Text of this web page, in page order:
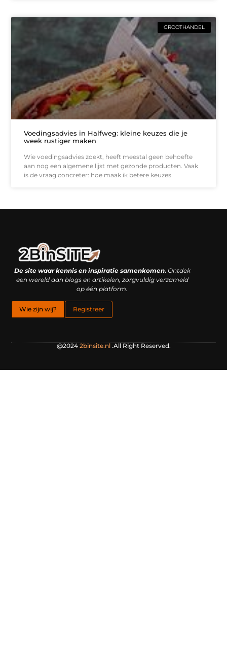
GROOTHANDEL
Voedingsadvies in Halfweg: kleine keuzes die je
week rustiger maken
Wie voedingsadvies zoekt, heeft meestal geen behoefte
aan nog een algemene lijst met gezonde producten. Vaak
is de vraag concreter: hoe maak ik betere keuzes
De site waar kennis en inspiratie samenkomen.Ontdek
een wereld aan blogs en artikelen, zorgvuldig verzameld
op één platform.
Wie zijn wij? Registreer
@2024 2binsite.nl.All Right Reserved.